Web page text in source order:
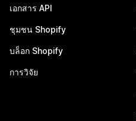
เอกสาร API
ชุมชน Shopify
บล็อก Shopify
การวิจัย